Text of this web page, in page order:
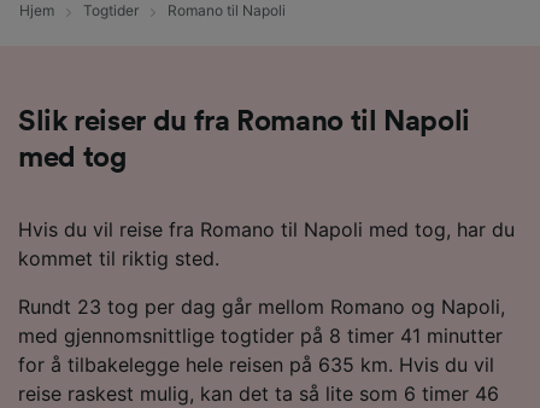
Hjem Togtider Romano til Napoli
Slik reiser du fra Romano til Napoli
med tog
Hvis du vil reise fra Romano til Napoli med tog, har du
kommet til riktig sted.
Rundt 23 tog per dag går mellom Romano og Napoli,
med gjennomsnittlige togtider på 8 timer 41 minutter
for å tilbakelegge hele reisen på 635 km. Hvis du vil
reise raskest mulig, kan det ta så lite som 6 timer 46